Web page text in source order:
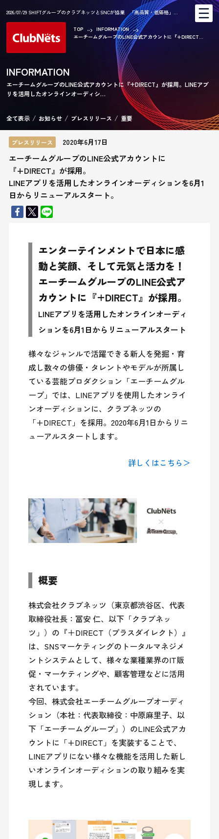
2026/07/29 SHIFTグループのクラブネッツとSNCが協業 「高品質・低価格」…
TOP
INFORMATION
エーチームグループのLINE公式アカウントに『+DIRECT...
INFORMATION
エーチームグループのLINE公式アカウントに『+DIRECT』が採用。LINEアプ
リを活用したオンラインオーディシ…
全て表示 お知らせ プレスリリース 重要
プレスリリース 2020年6月17日
エーチームグループのLINE公式アカウントに
『+DIRECT』が採用。
LINEアプリを活用したオンラインオーディションを6月1
日からリニューアルスタート。
エンターテインメントで日本に感
動と笑顔、そして元気と活力を！
エーチームグループのLINE公式ア
カウントに『+DIRECT』が採用。
LINEアプリを活用したオンラインオーディ
ションを6月1日からリニューアルスタート
様々なジャンルで活躍できる新人を発掘・育
成し数々の俳優・タレントやモデルが所属し
ている芸能プロダクション「エーチームグル
ープ」では、LINEアプリを使用したオンライ
ンオーディションに、クラブネッツの
「+DIRECT」を採用。2020年6月1日からリニ
ューアルスタートします。
詳しくはこちら＞
概要
株式会社クラブネッツ（東京都渋谷区、代表
取締役社長：冨安 仁、以下「クラブネッ
ツ」）の『＋DIRECT（プラスダイレクト）』
は、SNSマーケティングのトータルマネジメ
ントシステムとして、様々な業種業界のIT販
促・マーケティングや、顧客管理などに活用
されています。
今回、株式会社エーチームグループオーディ
ション（本社：代表取締役：中原麻里子、以
下「エーチームグループ」）のLINE公式アカ
ウントに「+DIRECT」を実装することで、
LINEアプリにない様々な機能を活用した新し
いオンラインオーディションの取り組みを実
現します。